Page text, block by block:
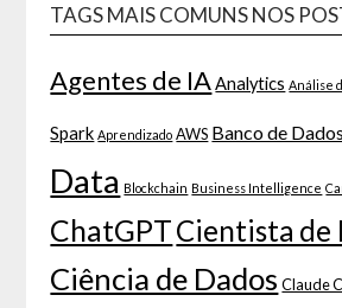
TAGS MAIS COMUNS NOS
Agentes de IA Analytics Análise
Spark Aprendizado AWS Banco de
Data Blockchain Business Intelligence
ChatGPTCientista de
Ciência de Dados Claude